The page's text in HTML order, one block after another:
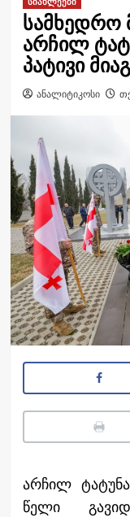
სამხედრო
არჩილ
პატივი
ანალიტიკოსი
არჩილ
წელი